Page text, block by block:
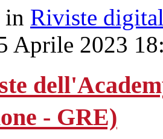
in Riviste
Aprile 2023
- GRE)